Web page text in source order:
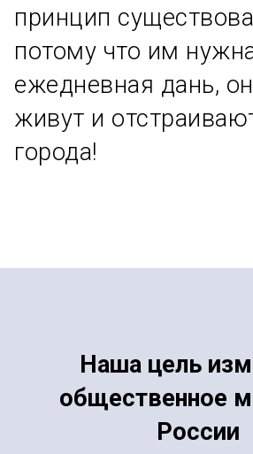
принцип
потому что им
ежедневная дань,
живут и
города!
Наша цель
общественное
России